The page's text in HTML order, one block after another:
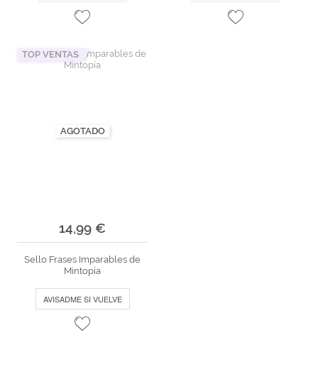
AGOTADO
TOP VENTAS
14,99 €
Sello Frases Imparables de
Mintopía
AVISADME SI VUELVE